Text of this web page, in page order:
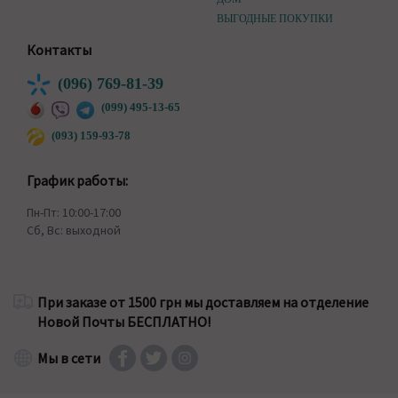
ВЫГОДНЫЕ ПОКУПКИ
Контакты
(096) 769-81-39
(099) 495-13-65
(093) 159-93-78
График работы:
Пн-Пт: 10:00-17:00
Сб, Вс: выходной
При заказе от 1500 грн мы доставляем на отделение
Новой Почты БЕСПЛАТНО!
Мы в сети